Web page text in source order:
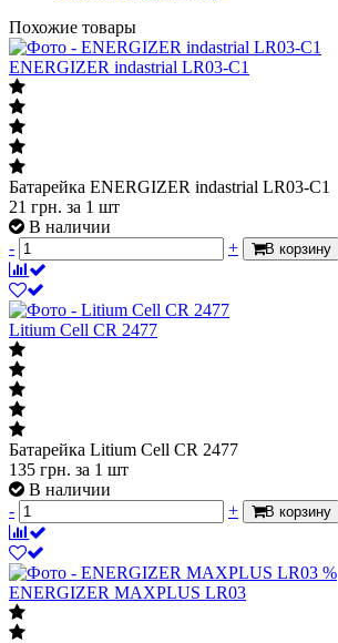
Похожие товары
ENERGIZER indastrial LR03-C1
Батарейка ENERGIZER indastrial LR03-C1
21 грн. за 1 шт
В наличии
-
+ В корзину
Litium Cell CR 2477
Батарейка Litium Cell CR 2477
135 грн. за 1 шт
В наличии
-
+ В корзину
%
ENERGIZER MAXPLUS LR03